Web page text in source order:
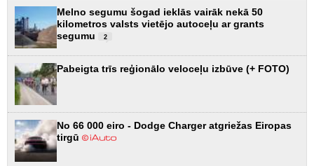
Melno segumu šogad ieklās vairāk nekā 50
kilometros valsts vietējo autoceļu ar grants
segumu
2
Pabeigta trīs reģionālo veloceļu izbūve (+ FOTO)
No 66 000 eiro - Dodge Charger atgriežas Eiropas
tirgū